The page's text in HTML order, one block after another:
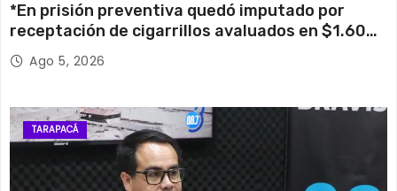
*En prisión preventiva quedó imputado por
receptación de cigarrillos avaluados en $1.600
millones*
Ago 5, 2026
TARAPACÁ